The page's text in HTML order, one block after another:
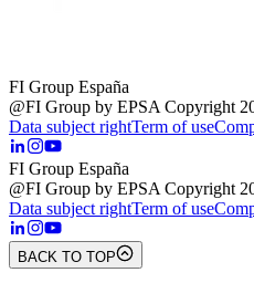
FI Group España
@FI Group by EPSA Copyright
Data subject rightTerm of use
FI Group España
@FI Group by EPSA Copyright
Data subject rightTerm of use
BACK TO TOP